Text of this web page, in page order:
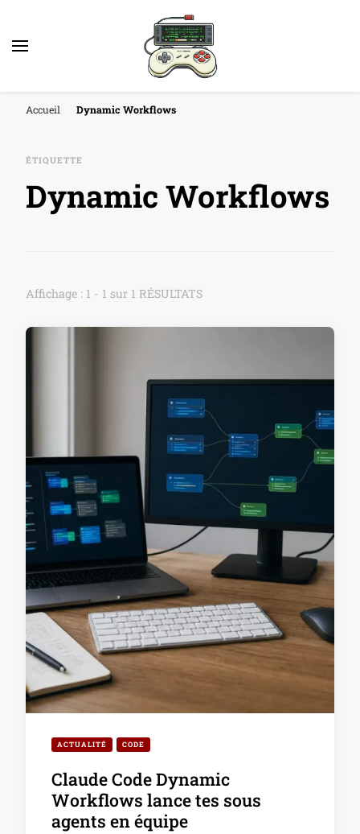
Accueil Dynamic Workflows
ÉTIQUETTE
Dynamic Workflows
Affichage : 1 - 1 sur 1 RÉSULTATS
ACTUALITÉ CODE
Claude Code Dynamic
Workflows lance tes sous
agents en équipe